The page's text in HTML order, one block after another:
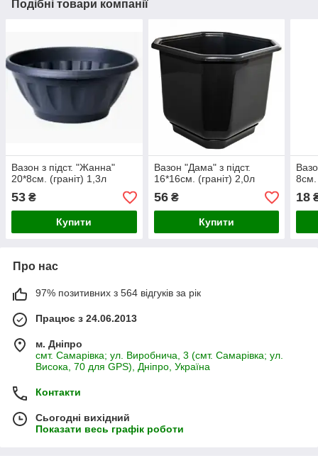
Подібні товари компанії
Вазон з підст. "Жанна"
20*8см. (граніт) 1,3л
53 ₴
Купити
Вазон "Дама" з підст.
16*16см. (граніт) 2,0л
56₴
Купити
8см.
18
Про нас
97% позитивних з 564 відгуків за рік
Працює з 24.06.2013
м. Дніпро
смт. Самарівка; ул. Виробнича, 3 (смт. Самарівка; ул.
Висока, 70 для GPS), Дніпро, Україна
Контакти
Сьогодні вихідний
Показати весь графік роботи